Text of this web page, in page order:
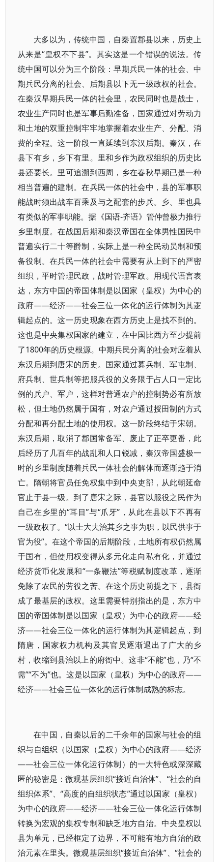
大多以为，传统中国，自秦置郡县以来，历史上
从来是“皇权不下县”。其实这是一个错误的说法。传
统中国可以分为三个阶段：早期兵民一体的社会、中
期兵民分离的社会、后期县以下无一级政权的社会。
在秦汉早期兵民一体的社会里，农民同时也是战士，
农业生产同时也是军事后勤准备，国家通过对劳动力
和土地的双重控制牢牢地掌握着农业生产、分配、消
费的全程。这一阶段一直延续到东汉后期。秦汉，在
县下有乡，乡下有里。里和乡作为政权组织的历史比
县还要长。里可追溯到西周，乡在春秋早期已是一种
相当普遍的建制。在兵民一体的社会中，县的军事职
能战时须出战车百乘及与之配套的步兵。乡、里也具
有类似的军事职能。据《国语-齐语》管仲曾极力推行
乡里制度。在战国后期和秦汉帝国在全体男性国民中
普遍实行二十等爵制，实际上是一种全民动员制和预
备役制。在兵民一体的社会中需要有从上到下的严密
组织，平时管理民政，战时管理军政。用现代语言表
达，东方中国的帝国体制是以国家（皇权）为中心的
政府——经济——社会三位一体化的运行体制为其逻
辑起点的。这一历史现象在西方历史上是找不到的。
这也是中央集权国家的建立，在中国比西方至少提前
了1800年的历史根源。中期兵民分离的社会对应着从
东汉后期到唐宋的历史。国家通过募兵制、军屯制、
府兵制、世兵制等把服兵役的义务限于占人口一定比
例的兵户、军户，这样对普通农户的控制势必有所放
松，但土地仍然属于国有，对农户通过授田制的方式
分配和再分配土地的使用权。这一阶段终结于宋朝。
东汉后期，取消了郡国常备军、废止了正卒更番，此
后经历了几百年的战乱和人口锐减，秦汉帝国盛极一
时的乡里制度随着兵民一体社会的解体而逐渐趋于消
亡。隋朝将官员任免权集中到中央吏部，从此朝延命
官止于县一级。到了唐宋之际，县官以服役之民作为
自己在乡里的“耳目”与“爪牙”，从此在县以下不再有
一级政权了。“以士大夫治其乡之事为职，以民供事于
官为役”。在这个帝国的后期阶段，土地所有权仍然属
于国有，但使用权变得从多元化走向私有化，并通过
经济货币化发展和“一条鞭法”等税赋制度改革，逐渐
免除了农民的劳役之苦。在这个历史前提之下，县衙
成了最基层的政权。这里需要特别指出的是，东方中
国的帝国体制是以国家（皇权）为中心的政府——经
济——社会三位一体化的运行体制为其逻辑起点，到
隋唐，国家权力机构及其官员逐渐退出了广大的乡
村，收缩到县治以上的府衙中。这非“不能”也，乃“不
需”“不为”也。这是以国家（皇权）为中心的政府——
经济——社会三位一体化的运行体制成熟的标志。
在中国，自秦以后的二千余年的国家与社会的组
织与自组织（以国家（皇权）为中心的政府——经济
——社会三位一体化运行体制）的一大特色或深深藏
匿的秘密是：微观基层组织“接近自治体”、“社会的自
组织体系”、“高度的自组织状态”通过以国家（皇权）
为中心的政府——经济——社会三位一体化运行体制
转换为宏观的集权专制和缺乏地方自治。中央皇权以
县为单元，已经框定了边界，不可能有地方自治的政
治元素在里头。微观基层组织“接近自治体”、“社会的